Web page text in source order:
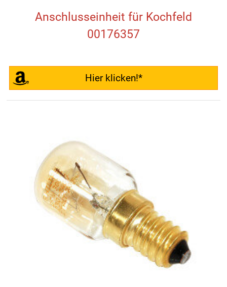
Anschlusseinheit für Kochfeld
00176357
Hier klicken!*